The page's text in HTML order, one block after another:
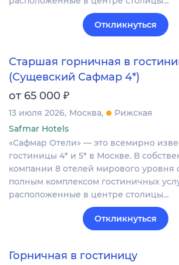
Откликнуться
Старшая горничная в
(Сущевский Сафмар 4*)
от 65 000 ₽
13 июля 2026 Москва
Рижская
Safmar Hotels
«Сафмар Отели» — это всемирно
гостиницы 4* и 5* в Москве. В
компании 8 отелей мирового уровня
полным комплексом гостиничных
расположенные в центре столицы…
Откликнуться
Горничная в гостиницу